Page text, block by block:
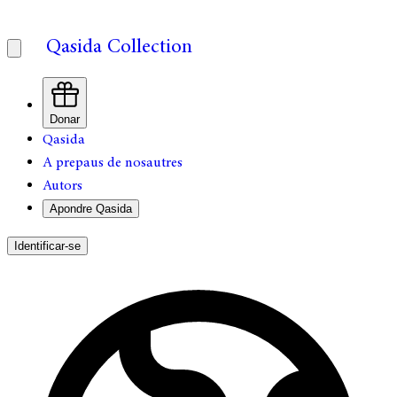
Qasida Collection
Donar
Qasida
A prepaus de nosautres
Autors
Apondre Qasida
Identificar-se